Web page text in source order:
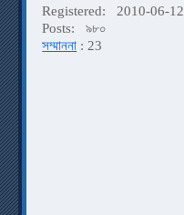
Registered:
2010-06-12
Posts:
৯৮০
সম্মাননা : 23